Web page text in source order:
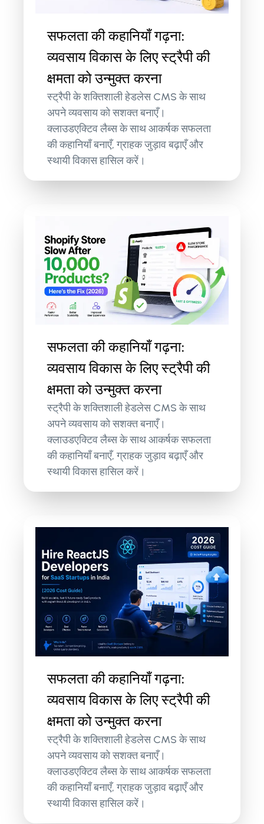
सफलता की कहानियाँ गढ़ना:
व्यवसाय विकास के लिए स्ट्रैपी की
क्षमता को उन्मुक्त करना
स्ट्रैपी के शक्तिशाली हेडलेस CMS के साथ
अपने व्यवसाय को सशक्त बनाएँ।
क्लाउडएक्टिव लैब्स के साथ आकर्षक सफलता
की कहानियाँ बनाएँ, ग्राहक जुड़ाव बढ़ाएँ और
स्थायी विकास हासिल करें।
सफलता की कहानियाँ गढ़ना:
व्यवसाय विकास के लिए स्ट्रैपी की
क्षमता को उन्मुक्त करना
स्ट्रैपी के शक्तिशाली हेडलेस CMS के साथ
अपने व्यवसाय को सशक्त बनाएँ।
क्लाउडएक्टिव लैब्स के साथ आकर्षक सफलता
की कहानियाँ बनाएँ, ग्राहक जुड़ाव बढ़ाएँ और
स्थायी विकास हासिल करें।
सफलता की कहानियाँ गढ़ना:
व्यवसाय विकास के लिए स्ट्रैपी की
क्षमता को उन्मुक्त करना
स्ट्रैपी के शक्तिशाली हेडलेस CMS के साथ
अपने व्यवसाय को सशक्त बनाएँ।
क्लाउडएक्टिव लैब्स के साथ आकर्षक सफलता
की कहानियाँ बनाएँ, ग्राहक जुड़ाव बढ़ाएँ और
स्थायी विकास हासिल करें।